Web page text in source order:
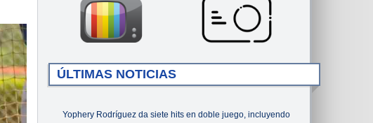
ÚLTIMAS NOTICIAS
Yophery Rodríguez da siete hits en doble juego, incluyendo